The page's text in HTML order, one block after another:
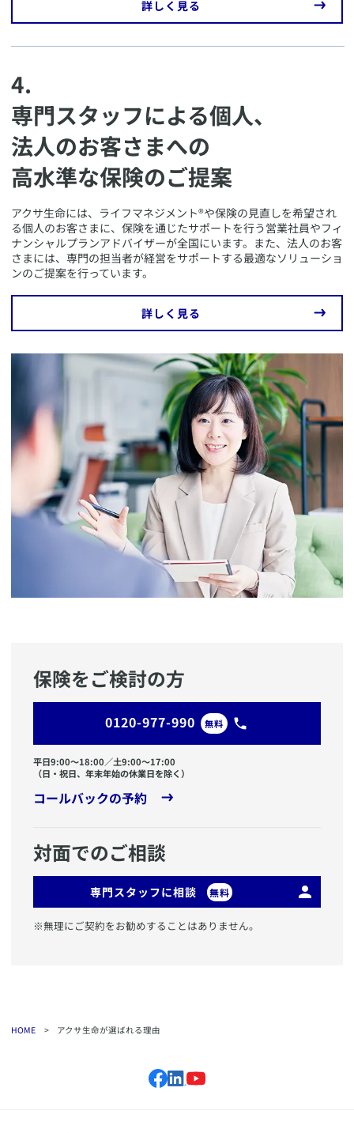
​詳しく見る
4.
専門スタッフによる個人、
法人のお客さまへの
高水準な保険のご提案
​アクサ生命には、ライフマネジメント®や保険の見直しを希望され
る個人のお客さまに、保険を通じたサポートを行う営業社員やフィ
ナンシャルプランアドバイザーが全国にいます。また、法人のお客
さまには、専門の担当者が経営をサポートする最適なソリューショ
ンのご提案を行っています。
​詳しく見る
保険をご検討の方
0120-977-990 無料
平日9:00〜18:00／土9:00〜17:00
（日・祝日、年末年始の休業日を除く）
コールバックの予約
対面でのご相談
専門スタッフに相談 無料
※無理にご契約をお勧めすることはありません。
HOME > アクサ生命が選ばれる理由